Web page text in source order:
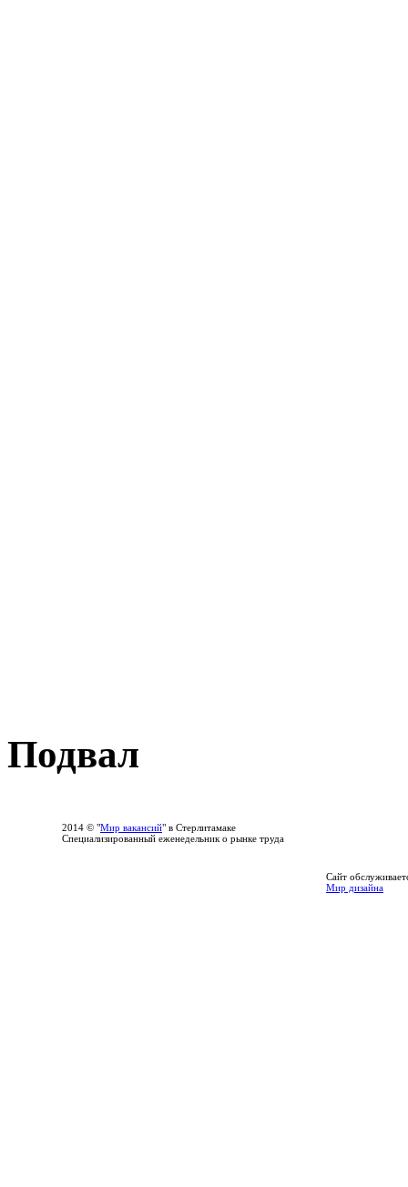
Подвал
2014 © "Мир вакансий" в Стерлитамаке
Специализированный еженедельник о рынке труда
Сайт
Мир дизайна